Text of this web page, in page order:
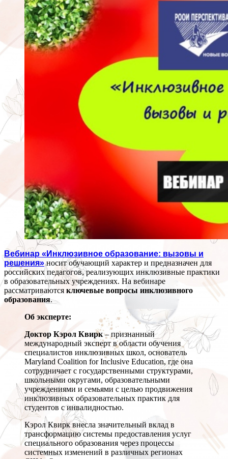
Вебинар «Инклюзивное образование: вызовы и
решения»носит обучающий характер и предназначен для
российских педагогов, реализующих инклюзивные практики
в образовательных учреждениях. На вебинаре
рассматриваются ключевые вопросы инклюзивного
образования.
Об эксперте:
Доктор Кэрол Квирк– признанный
международный эксперт в области обучения
специалистов инклюзивных школ, основатель
Maryland Coalition for Inclusive Education, где она
сотрудничает с государственными структурами,
школьными округами, образовательными
учреждениями и семьями с целью продвижения
инклюзивных образовательных практик для
студентов с инвалидностью.
Кэрол Квирк внесла значительный вклад в
трансформацию системы предоставления услуг
специального образования через процессы
системных изменений в различных регионах